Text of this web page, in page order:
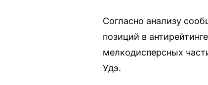
Согласно анализу
позиций в
мелкодисперсных
Удэ.